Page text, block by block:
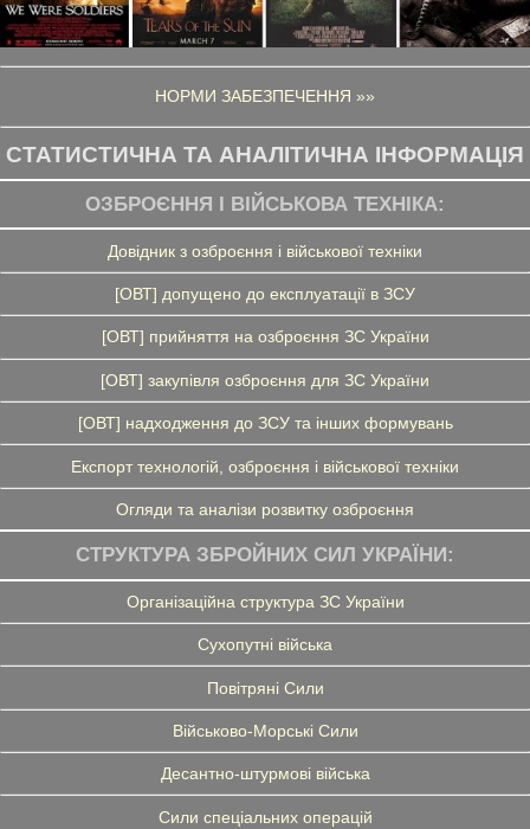
НОРМИ ЗАБЕЗПЕЧЕННЯ »»
СТАТИСТИЧНА ТА АНАЛІТИЧНА ІНФОРМАЦІЯ
ОЗБРОЄННЯ І ВІЙСЬКОВА ТЕХНІКА:
Довідник з озброєння і військової техніки
[ОВТ] допущено до експлуатації в ЗСУ
[ОВТ] прийняття на озброєння ЗС України
[ОВТ] закупівля озброєння для ЗС України
[ОВТ] надходження до ЗСУ та інших формувань
Експорт технологій, озброєння і військової техніки
Огляди та аналізи розвитку озброєння
СТРУКТУРА ЗБРОЙНИХ СИЛ УКРАЇНИ:
Організаційна структура ЗС України
Сухопутні війська
Повітряні Сили
Військово-Морські Сили
Десантно-штурмові війська
Сили спеціальних операцій